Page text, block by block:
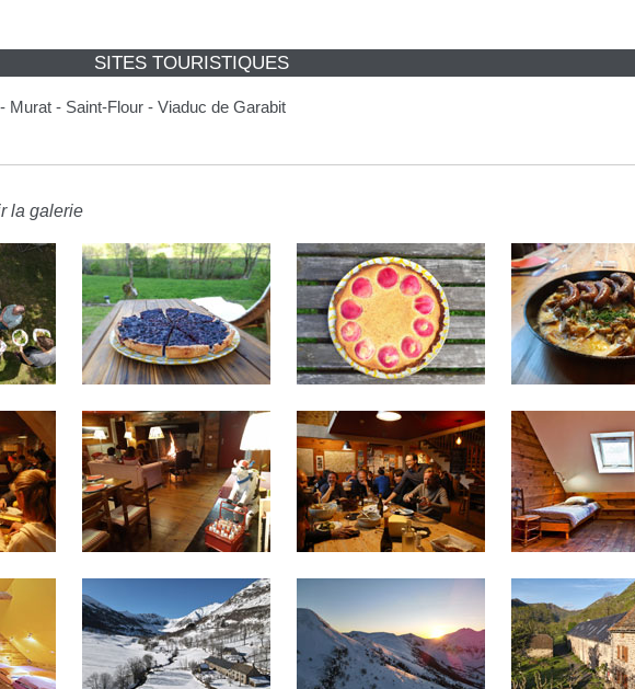
SITES TOURISTIQUES
Murat - Saint-Flour - Viaduc de Garabit
la galerie